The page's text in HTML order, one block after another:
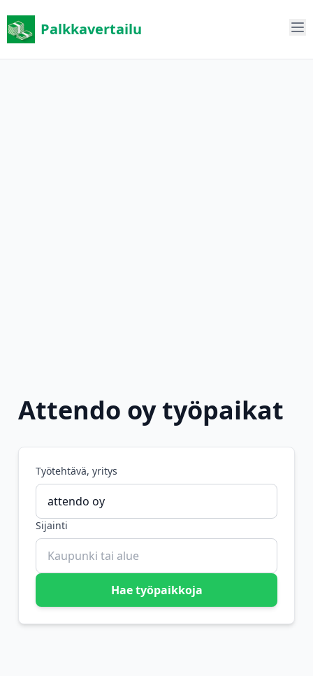
Palkkavertailu
Attendo oy työpaikat
Työtehtävä, yritys
Sijainti
Hae työpaikkoja